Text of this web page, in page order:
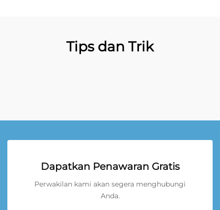
Tips dan Trik
Dapatkan Penawaran Gratis
Perwakilan kami akan segera menghubungi
Anda.